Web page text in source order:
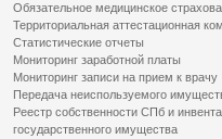
Обязательное медицинское
Территориальная аттестационная
Статистические отчеты
Мониторинг заработной платы
Мониторинг записи на прием к врачу
Передача неиспользуемого
Реестр собственности СПб и
государственного имущества